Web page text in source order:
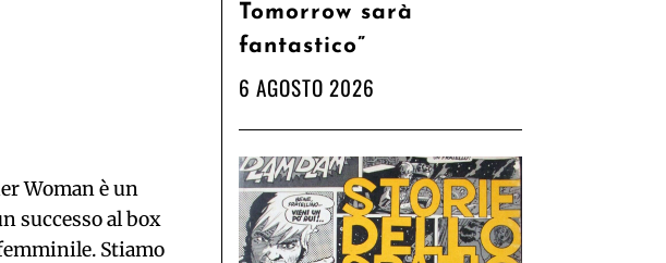
Woman è un
successo al box
Stiamo
Tomorrow sarà
fantastico”
6 AGOSTO 2026